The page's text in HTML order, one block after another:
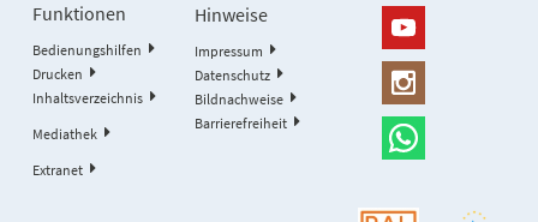
Funktionen
Bedienungshilfen
Drucken
Inhaltsverzeichnis
Mediathek
Extranet
Hinweise
Impressum
Datenschutz
Bildnachweise
Barrierefreiheit